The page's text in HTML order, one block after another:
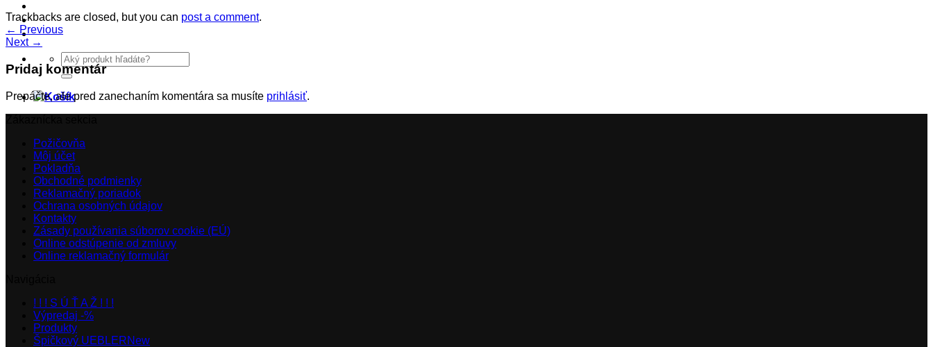
Predajne
Naši Uebler Partneri
Hľadať:
Trackbacks are closed, but you can post a comment.
← Previous
Next →
Pridaj komentár
Prepáčte, ale pred zanechaním komentára sa musíte prihlásiť.
Požičovňa
Môj účet
Pokladňa
Obchodné podmienky
Reklamačný poriadok
Ochrana osobných údajov
Kontakty
Zásady používania súborov cookie (EÚ)
Online odstúpenie od zmluvy
Online reklamačný formulár
! ! ! S Ú Ť A Ž ! ! !
Výpredaj -%
Produkty
Špičkový UEBLER